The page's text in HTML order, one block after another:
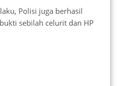
Polisi juga berhasil
sebilah celurit dan HP